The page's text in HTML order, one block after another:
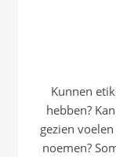
Kunnen
hebben?
gezien
noemen?